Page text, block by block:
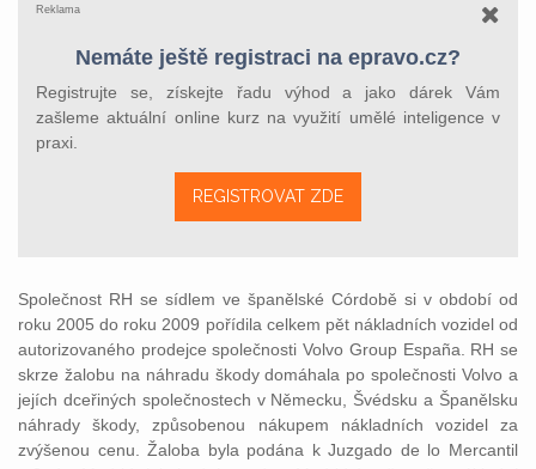
Reklama
Nemáte ještě registraci na epravo.cz?
Registrujte se, získejte řadu výhod a jako dárek Vám
zašleme aktuální online kurz na využití umělé inteligence v
praxi.
REGISTROVAT ZDE
Společnost RH se sídlem ve španělské Córdobě si v období od
roku 2005 do roku 2009 pořídila celkem pět nákladních vozidel od
autorizovaného prodejce společnosti Volvo Group España. RH se
skrze žalobu na náhradu škody domáhala po společnosti Volvo a
jejích dceřiných společnostech v Německu, Švédsku a Španělsku
náhrady škody, způsobenou nákupem nákladních vozidel za
zvýšenou cenu. Žaloba byla podána k Juzgado de lo Mercantil